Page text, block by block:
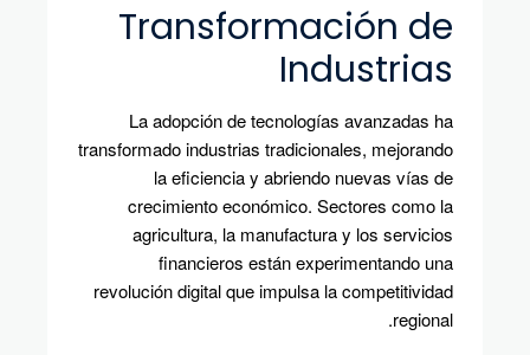
Transformación de
Industrias
La adopción de tecnologías avanzadas ha
transformado industrias tradicionales, mejorando
la eficiencia y abriendo nuevas vías de
crecimiento económico. Sectores como la
agricultura, la manufactura y los servicios
financieros están experimentando una
revolución digital que impulsa la competitividad
regional.